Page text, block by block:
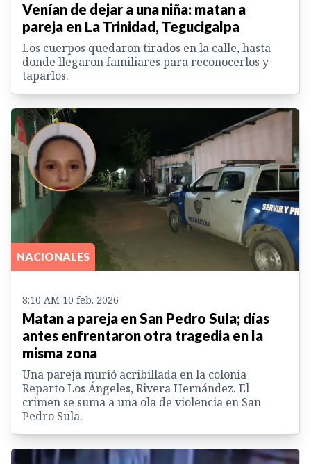
Venían de dejar a una niña: matan a
pareja en La Trinidad, Tegucigalpa
Los cuerpos quedaron tirados en la calle, hasta
donde llegaron familiares para reconocerlos y
taparlos.
NACIONALES
8:10 AM 10 feb. 2026
Matan a pareja en San Pedro Sula; días
antes enfrentaron otra tragedia en la
misma zona
Una pareja murió acribillada en la colonia
Reparto Los Ángeles, Rivera Hernández. El
crimen se suma a una ola de violencia en San
Pedro Sula.